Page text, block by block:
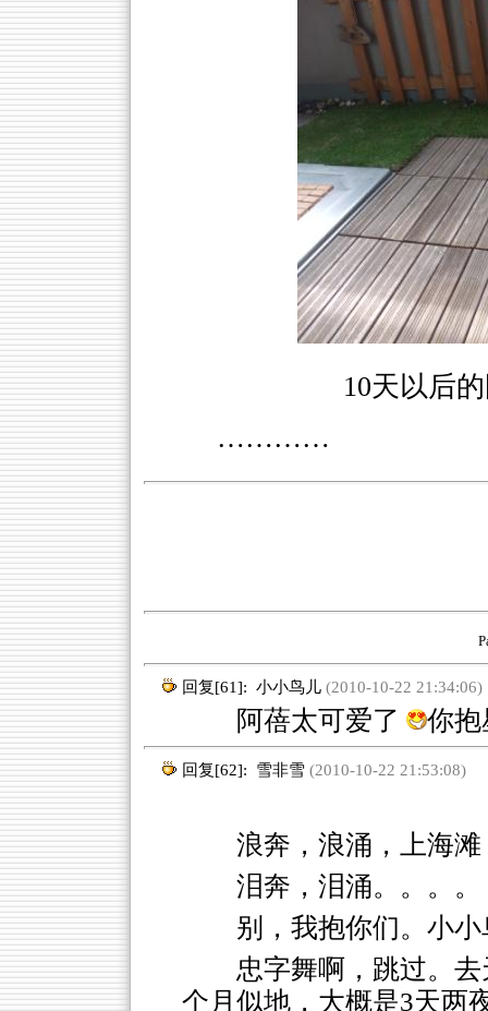
10天以后
…………
回复[61]: 小小鸟儿(2010-10-22 21:34:06)
阿蓓太可爱了 你
回复[62]: 雪非雪(2010-10-22 21:53:08)
浪奔，浪涌，上海滩
泪奔，泪涌。。。。
别，我抱你们。小
忠字舞啊，跳过。
个月似地，大概是3天两